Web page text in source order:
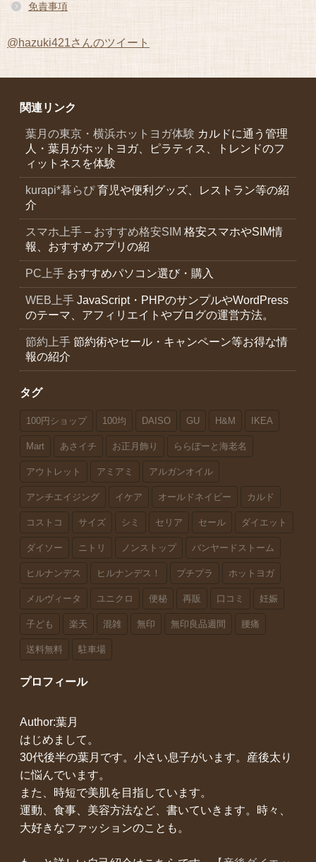
免責事項
@hazuki421さんのツイート
関連リンク
葉月の東京・横浜ホットヨガ体験 カルドに通う管理
人・葉月がホットヨガ、ピラティス、トレンドのフ
ィットネスを体験
kurapi*暮らぴ育児や便利グッズ、レストラン等の紹
介
スマホ上手 – おすすめ格安SIM 格安スマホやSIM情
報、おすすめアプリの紹
PC上手 おすすめパソコン選び・購入
WEB上手 JavaScript・PHPのサンプルやWordPress
のテーマ、アフィリエイトやブログの運営方法。
節約上手 節約術やセール・キャンペーン等お得な情
報の紹介
タグ
100円ショップ 100均 DAISO GU H&M IKEA
Mart あさイチ お正月飾り ららぽーと海老名
アウトレット アミアミ アルガンオイル
アンチエイジング イケア オールドネイビー カルド
コストコ サイズ シミ セリア セール ダイエット
ダイソー ニトリ ノンストップ バンヤードストーム
ヒルナンデス ヒルナンデス！ プチプラ ホットヨガ
メルヴィータ ユニクロ 便秘 再販 口コミ 妊娠
子ども 楽天 混雑 無印 無印良品週間 腰痛
送料無料 駐車場
プロフィール
Author:葉月
はじめまして。
30代後半の葉月です。小さい息子がいます。産後太り
に悩んでいます。
また、時短で美肌を目指しています。
運動、食事、美容方法など、書いていきます。時々、
大好きなファッションのことも。